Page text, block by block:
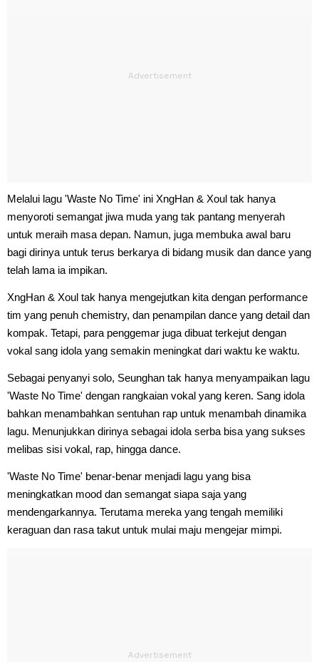
Melalui lagu 'Waste No Time' ini XngHan & Xoul tak hanya
menyoroti semangat jiwa muda yang tak pantang menyerah
untuk meraih masa depan. Namun, juga membuka awal baru
bagi dirinya untuk terus berkarya di bidang musik dan dance yang
telah lama ia impikan.
XngHan & Xoul tak hanya mengejutkan kita dengan performance
tim yang penuh chemistry, dan penampilan dance yang detail dan
kompak. Tetapi, para penggemar juga dibuat terkejut dengan
vokal sang idola yang semakin meningkat dari waktu ke waktu.
Sebagai penyanyi solo, Seunghan tak hanya menyampaikan lagu
'Waste No Time' dengan rangkaian vokal yang keren. Sang idola
bahkan menambahkan sentuhan rap untuk menambah dinamika
lagu. Menunjukkan dirinya sebagai idola serba bisa yang sukses
melibas sisi vokal, rap, hingga dance.
'Waste No Time' benar-benar menjadi lagu yang bisa
meningkatkan mood dan semangat siapa saja yang
mendengarkannya. Terutama mereka yang tengah memiliki
keraguan dan rasa takut untuk mulai maju mengejar mimpi.